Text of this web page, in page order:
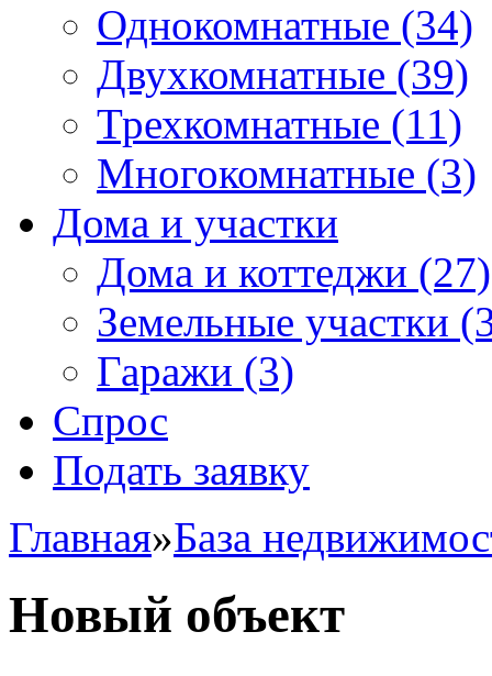
Однокомнатные (34)
Двухкомнатные (39)
Трехкомнатные (11)
Многокомнатные (3)
Дома и участки
Дома и коттеджи (27)
Земельные участки
Гаражи (3)
Спрос
Подать заявку
Главная»База
Новый объект